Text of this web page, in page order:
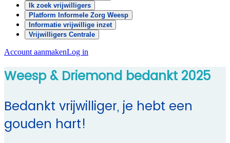
Ik zoek vrijwilligers
Platform Informele Zorg Weesp
Informatie vrijwillige inzet
Vrijwilligers Centrale
Account aanmakenLog in
Weesp & Driemond bedankt 2025
Bedankt vrijwilliger, je hebt een
gouden hart!